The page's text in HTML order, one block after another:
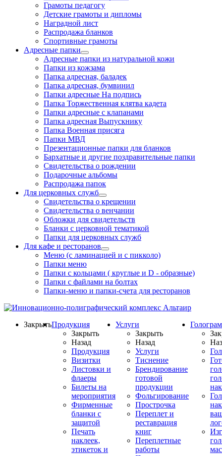
Грамоты педагогу
Детские грамоты и дипломы
Наградной лист
Распродажа бланков
Спортивные грамоты
Адресные папки
Адресные папки из натуральной кожи
Папки из кожзама
Папка адресная, баладек
Папка адресная, бумвинил
Папки адресные На подпись
Папка Торжественная клятва кадета
Папки адресные с клапанами
Папка адресная Выпускнику
Папка Военная присяга
Папки МВД
Презентационные папки для бланков
Бархатные и другие поздравительные папки
Свидетельства о рождении
Подарочные альбомы
Распродажа папок
Для церковных служб
Свидетельства о крещении
Свидетельства о венчании
Обложки для свидетельств
Бланки с церковной тематикой
Папки для церковных служб
Для кафе и ресторанов
Меню (с ламинацией и с пикколо)
Папки меню
Папки с кольцами ( круглые и D - образные)
Папки с файлами на болтах
Папки-меню и папки-счета для ресторанов
ЗакрытьПродукция
Закрыть
Назад
Продукция
Визитки
Листовки и
флаеры
Билеты на
мероприятия
Фирменные
бланки с
защитой
Печать
наклеек,
этикеток и
Услуги
Закрыть
Назад
Услуги
Тиснение
Брендирование
готовой
продукции
Фольгирование
Прострочка
Переплет и
реставрация
книг
Переплетные
работы